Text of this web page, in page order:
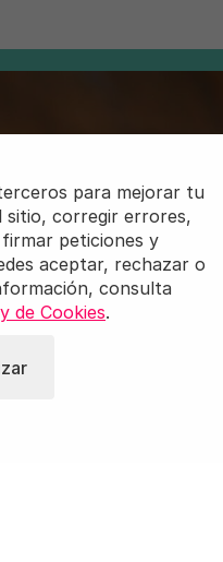
para mejorar tu
sitio, corregir errores,
peticiones y
aceptar, rechazar o
consulta
de Cookies.